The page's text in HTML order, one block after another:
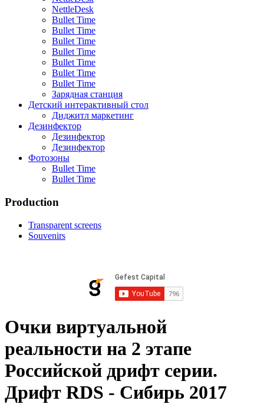
NettleDesk
Bullet Time
Bullet Time
Bullet Time
Bullet Time
Bullet Time
Bullet Time
Bullet Time
Зарядная станция
Детский интерактивный стол
Диджитл маркетинг
Дезинфектор
Дезинфектор
Дезинфектор
Фотозоны
Bullet Time
Bullet Time
Production
Transparent screens
Souvenirs
Очки виртуальной
реальности на 2 этапе
Российской дрифт серии.
Дрифт RDS - Сибирь 2017